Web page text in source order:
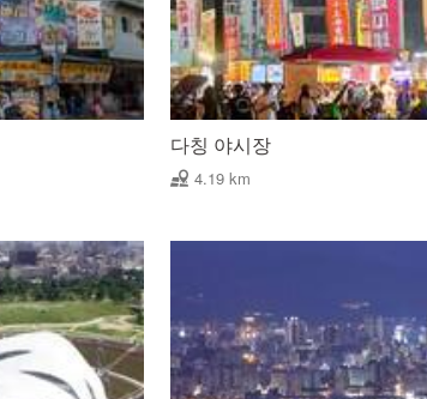
다칭 야시장
4.19 km